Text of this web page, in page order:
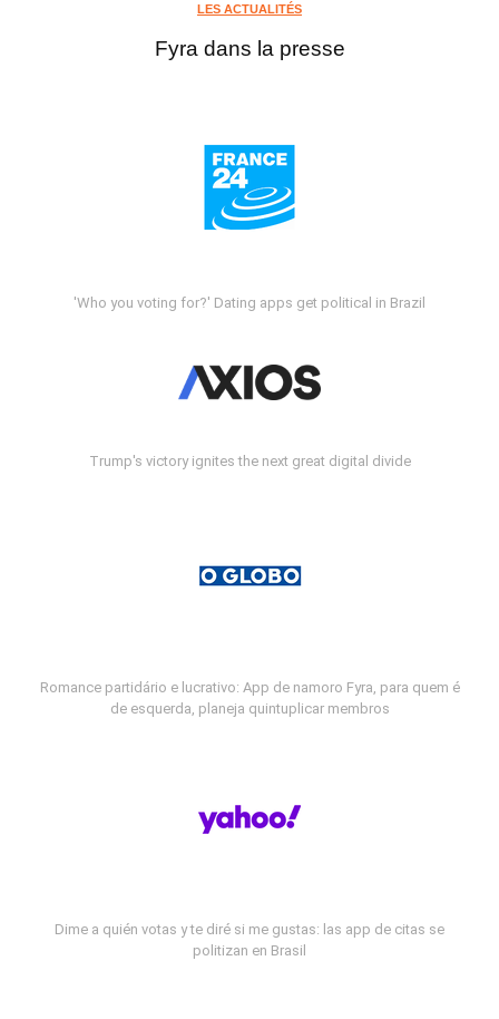
LES ACTUALITÉS
Fyra dans la presse
'Who you voting for?' Dating apps get political in Brazil
Trump's victory ignites the next great digital divide
Romance partidário e lucrativo: App de namoro Fyra, para quem é
de esquerda, planeja quintuplicar membros
Dime a quién votas y te diré si me gustas: las app de citas se
politizan en Brasil